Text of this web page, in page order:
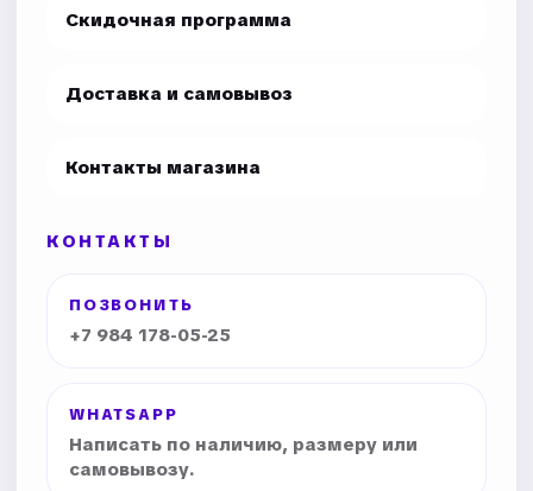
Скидочная программа
Доставка и самовывоз
Контакты магазина
КОНТАКТЫ
ПОЗВОНИТЬ
+7 984 178-05-25
WHATSAPP
Написать по наличию, размеру или
самовывозу.